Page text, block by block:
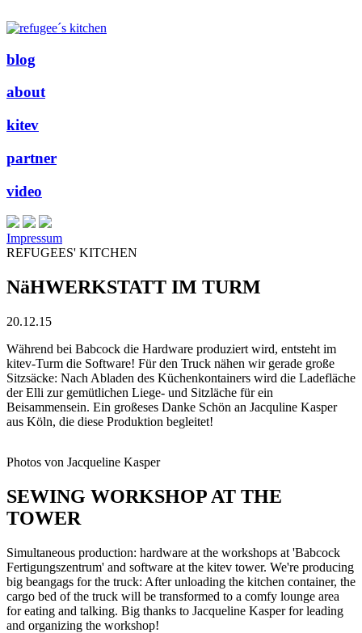
blog
about
kitev
partner
video
Impressum
REFUGEES' KITCHEN
NäHWERKSTATT IM TURM
20.12.15
Während bei Babcock die Hardware produziert wird, entsteht im
kitev-Turm die Software! Für den Truck nähen wir gerade große
Sitzsäcke: Nach Abladen des Küchenkontainers wird die Ladefläche
der Elli zur gemütlichen Liege- und Sitzläche für ein
Beisammensein. Ein großeses Danke Schön an Jacquline Kasper
aus Köln, die diese Produktion begleitet!
Photos von Jacqueline Kasper
SEWING WORKSHOP AT THE
TOWER
Simultaneous production: hardware at the workshops at 'Babcock
Fertigungszentrum' and software at the kitev tower. We're producing
big beangags for the truck: After unloading the kitchen container, the
cargo bed of the truck will be transformed to a comfy lounge area
for eating and talking. Big thanks to Jacqueline Kasper for leading
and organizing the workshop!